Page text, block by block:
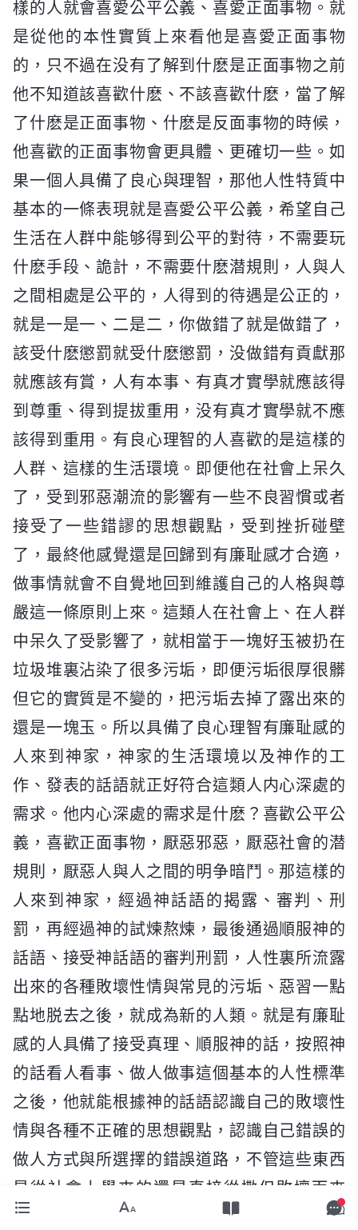
樣的人就會喜愛公平公義、喜愛正面事物。就
是從他的本性實質上來看他是喜愛正面事物
的，只不過在没有了解到什麽是正面事物之前
他不知道該喜歡什麽、不該喜歡什麽，當了解
了什麽是正面事物、什麽是反面事物的時候，
他喜歡的正面事物會更具體、更確切一些。如
果一個人具備了良心與理智，那他人性特質中
基本的一條表現就是喜愛公平公義，希望自己
生活在人群中能够得到公平的對待，不需要玩
什麽手段、詭計，不需要什麽潜規則，人與人
之間相處是公平的，人得到的待遇是公正的，
就是一是一、二是二，你做錯了就是做錯了，
該受什麽懲罰就受什麽懲罰，没做錯有貢獻那
就應該有賞，人有本事、有真才實學就應該得
到尊重、得到提拔重用，没有真才實學就不應
該得到重用。有良心理智的人喜歡的是這樣的
人群、這樣的生活環境。即便他在社會上呆久
了，受到邪惡潮流的影響有一些不良習慣或者
接受了一些錯謬的思想觀點，受到挫折碰壁
了，最終他感覺還是回歸到有廉耻感才合適，
做事情就會不自覺地回到維護自己的人格與尊
嚴這一條原則上來。這類人在社會上、在人群
中呆久了受影響了，就相當于一塊好玉被扔在
垃圾堆裏沾染了很多污垢，即便污垢很厚很髒
但它的實質是不變的，把污垢去掉了露出來的
還是一塊玉。所以具備了良心理智有廉耻感的
人來到神家，神家的生活環境以及神作的工
作、發表的話語就正好符合這類人内心深處的
需求。他内心深處的需求是什麽？喜歡公平公
義，喜歡正面事物，厭惡邪惡，厭惡社會的潜
規則，厭惡人與人之間的明争暗鬥。那這樣的
人來到神家，經過神話語的揭露、審判、刑
罰，再經過神的試煉熬煉，最後通過順服神的
話語、接受神話語的審判刑罰，人性裏所流露
出來的各種敗壞性情與常見的污垢、惡習一點
點地脱去之後，就成為新的人類。就是有廉耻
感的人具備了接受真理、順服神的話，按照神
的話看人看事、做人做事這個基本的人性標準
之後，他就能根據神的話語認識自己的敗壞性
情與各種不正確的思想觀點，認識自己錯誤的
做人方式與所選擇的錯誤道路，不管這些東西
是從社會上學來的還是直接從撒但敗壞而來
的，總之如果一個人具備了廉耻感，他接受了